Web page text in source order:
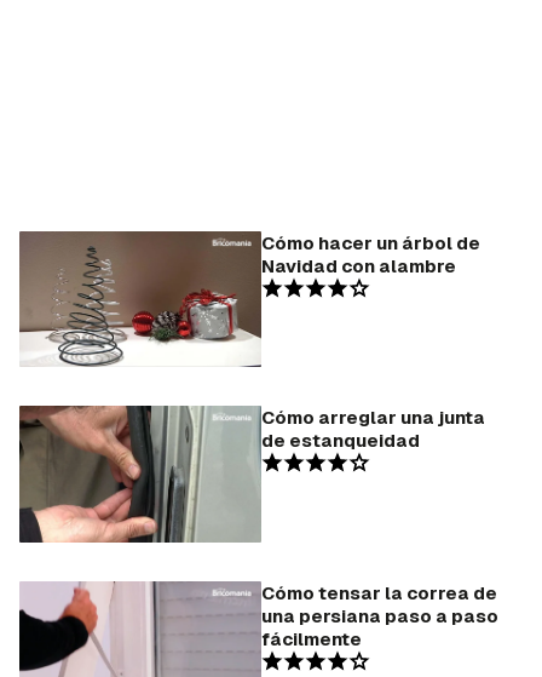
Cómo hacer un árbol de
Navidad con alambre
Cómo arreglar una junta
de estanqueidad
Cómo tensar la correa de
una persiana paso a paso
fácilmente